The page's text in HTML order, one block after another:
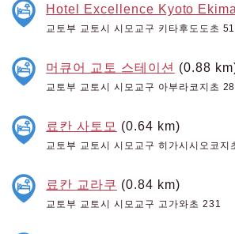
Hotel Excellence Kyoto
교토부 교토시 시모교구 키타후도도초
머큐어 교토 스테이션 (0.88
교토부 교토시 시모교구 아부라코지초
료칸 사토모 (0.64 km)
교토부 교토시 시모교구 히가시시오코지
료칸 교라쿠 (0.84 km)
교토부 교토시 시모교구 고가와초 231